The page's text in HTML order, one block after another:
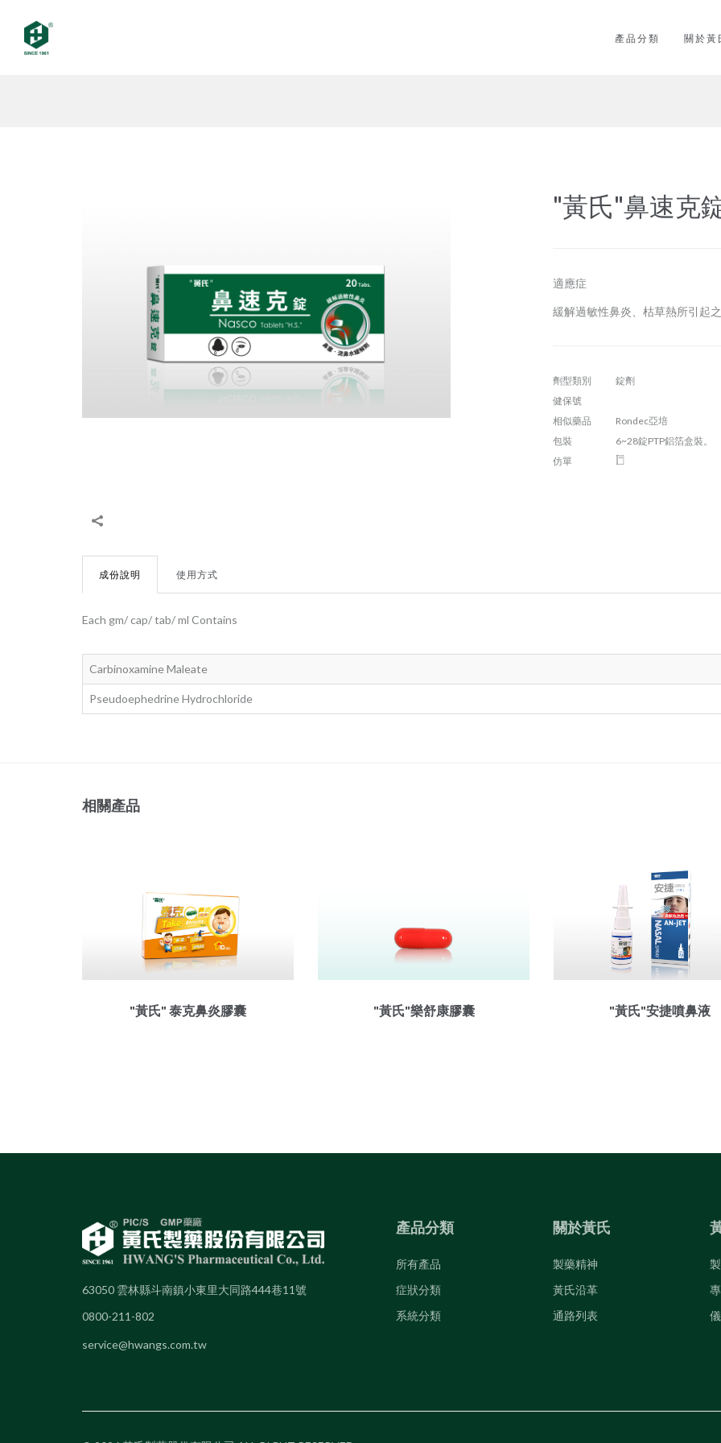
產品分類 關於黃
"黃氏"鼻速克
適應症
緩解過敏性鼻炎、枯草熱所引起
劑型類別
錠劑
健保號
相似藥品
Rondec亞培
包裝
6~28錠PTP鋁箔盒裝。
仿單
成份說明 使用方式
Each gm/ cap/ tab/ ml Contains
Carbinoxamine Maleate
Pseudoephedrine Hydrochloride
相關產品
"黃氏" 泰克鼻炎膠囊 "黃氏"樂舒康膠囊 "黃氏"安捷噴鼻液
63050 雲林縣斗南鎮小東里大同路444巷11號
0800-211-802
service@hwangs.com.tw
產品分類
所有產品
症狀分類
系統分類
關於黃氏
製藥精神
黃氏沿革
通路列表